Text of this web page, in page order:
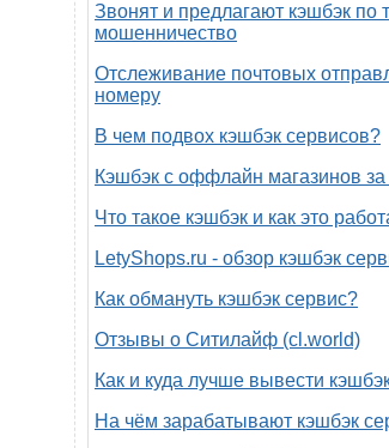
Звонят и предлагают кэшбэк по
мошенничество
Отслеживание почтовых
номеру
В чем подвох кэшбэк сервисов?
Кэшбэк с оффлайн магазинов за
Что такое кэшбэк и как это
LetyShops.ru - обзор кэшбэк
Как обмануть кэшбэк сервис?
Отзывы о Ситилайф (cl.world)
Как и куда лучше вывести
На чём зарабатывают кэшбэк